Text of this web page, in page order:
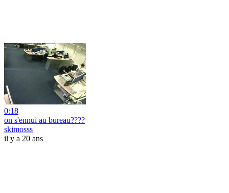
0:18
on s'ennui au bureau????
skimosss
il y a 20 ans